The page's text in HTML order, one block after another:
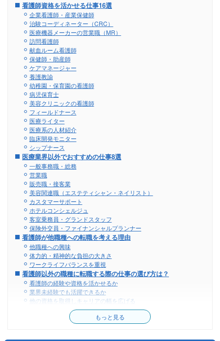
もっと見る
看護師資格を活かせる仕事16選
企業看護師・産業保健師
治験コーディネーター（CRC）
医療機器メーカーの営業職（MR）
訪問看護師
献血ルーム看護師
保健師・助産師
ケアマネージャー
養護教諭
幼稚園・保育園の看護師
病児保育士
美容クリニックの看護師
フィールドナース
医療ライター
医療系の人材紹介
臨床開発モニター
シップナース
医療業界以外でおすすめの仕事8選
一般事務職・総務
営業職
販売職・接客業
美容関連職（エステティシャン・ネイリスト）
カスタマーサポート
ホテルコンシェルジュ
客室乗務員・グランドスタッフ
保険外交員・ファイナンシャルプランナー
看護師が他職種への転職を考える理由
他職種への興味
体力的・精神的な負担の大きさ
ワークライフバランスを重視
看護師以外の職種に転職する際の仕事の選び方は？
看護師の経験や資格を活かせるか
業界未経験でも活躍できるか
他の資格を取得しキャリアの幅を広げる
看護師以外の職種に転職するメリット
規則正しい生活が送れるようになる